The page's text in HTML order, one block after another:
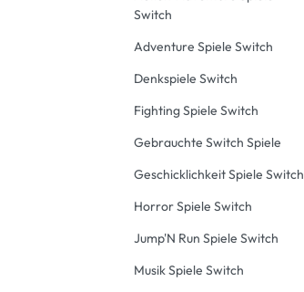
Switch
Adventure Spiele Switch
Denkspiele Switch
Fighting Spiele Switch
Gebrauchte Switch Spiele
Geschicklichkeit Spiele Switch
Horror Spiele Switch
Jump'N Run Spiele Switch
Musik Spiele Switch